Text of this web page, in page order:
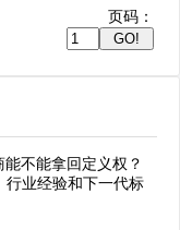
页码：
不能拿回定义权？
行业经验和下一代标